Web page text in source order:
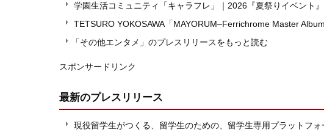
学園生活コミュニティ「キャラフレ」｜2026『夏祭りイベント
TETSURO YOKOSAWA「MAYORUM–Ferrichrome Master
「その他エンタメ」のプレスリリースをもっと読む
スポンサードリンク
最新のプレスリリース
現役留学生がつくる、留学生のための、留学生専用プラットフ